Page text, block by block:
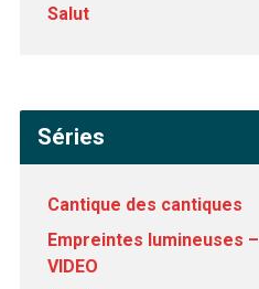
Salut
Séries
Cantique des cantiques
Empreintes lumineuses –
VIDEO